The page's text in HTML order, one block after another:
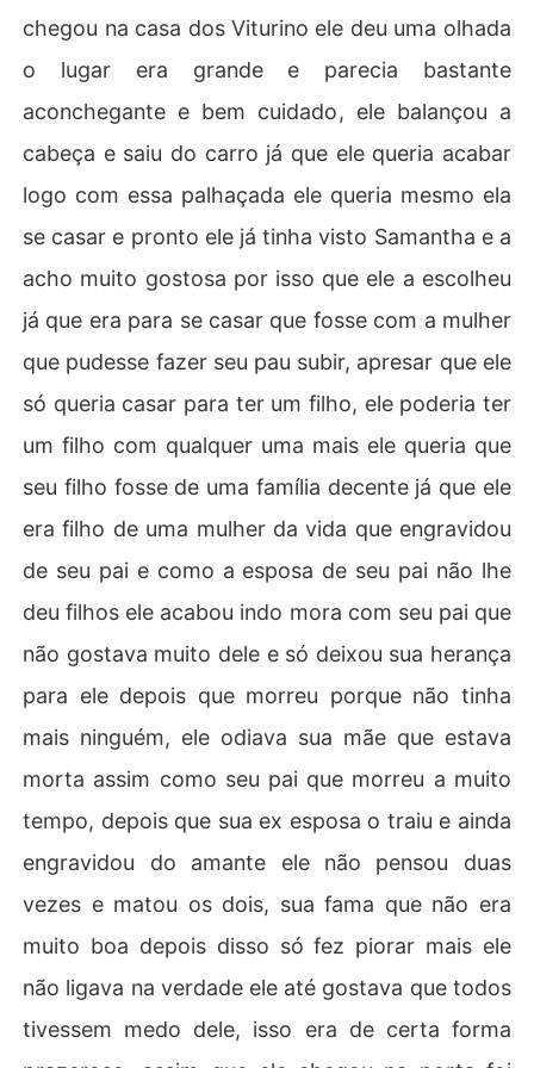
chegou na casa dos Viturino ele deu uma olhada
o lugar era grande e parecia bastante
aconchegante e bem cuidado, ele balançou a
cabeça e saiu do carro já que ele queria acabar
logo com essa palhaçada ele queria mesmo ela
se casar e pronto ele já tinha visto Samantha e a
acho muito gostosa por isso que ele a escolheu
já que era para se casar que fosse com a mulher
que pudesse fazer seu pau subir, apresar que ele
só queria casar para ter um filho, ele poderia ter
um filho com qualquer uma mais ele queria que
seu filho fosse de uma família decente já que ele
era filho de uma mulher da vida que engravidou
de seu pai e como a esposa de seu pai não lhe
deu filhos ele acabou indo mora com seu pai que
não gostava muito dele e só deixou sua herança
para ele depois que morreu porque não tinha
mais ninguém, ele odiava sua mãe que estava
morta assim como seu pai que morreu a muito
tempo, depois que sua ex esposa o traiu e ainda
engravidou do amante ele não pensou duas
vezes e matou os dois, sua fama que não era
muito boa depois disso só fez piorar mais ele
não ligava na verdade ele até gostava que todos
tivessem medo dele, isso era de certa forma